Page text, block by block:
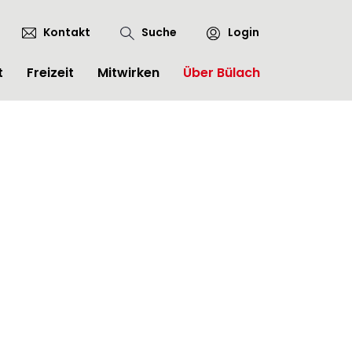
Kontakt Login
Suche
Freizeit Mitwirken Über Bülach